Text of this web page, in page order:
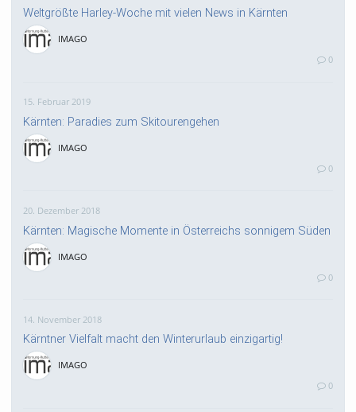
Weltgrößte Harley-Woche mit vielen News in Kärnten
IMAGO
0
15. Februar 2019
Kärnten: Paradies zum Skitourengehen
IMAGO
0
20. Dezember 2018
Kärnten: Magische Momente in Österreichs sonnigem Süden
IMAGO
0
14. November 2018
Kärntner Vielfalt macht den Winterurlaub einzigartig!
IMAGO
0